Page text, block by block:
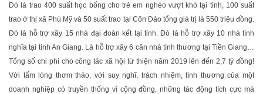
Đó là trao 400 suất học bổng cho trẻ em nghèo vượt khó tại tỉnh, 100 suất
trao ở thị xã Phú Mỹ và 50 suất trao tại Côn Đảo tổng giá trị là 550 triệu đồng.
Đó là hỗ trợ xây 15 nhà đại đoàn kết tại tỉnh. Đó là hỗ trợ xây 10 nhà tình
nghĩa tại tỉnh An Giang. Là hỗ trợ xây 6 căn nhà tình thương tại Tiền Giang…
Tổng số chi phí cho công tác xã hội từ thiện năm 2019 lên đến 2,7 tỷ đồng!
Với tấm lòng thơm thảo, với suy nghĩ, trách nhiệm, tình thương của một
doanh nghiệp có truyền thống vì cộng đồng, những tác động tích cực mà